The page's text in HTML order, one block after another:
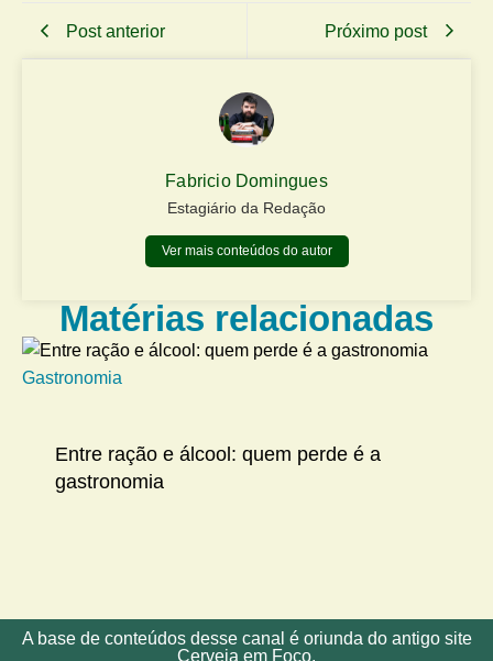
Post anterior Próximo post
Fabricio Domingues
Estagiário da Redação
Ver mais conteúdos do autor
Matérias relacionadas
Gastronomia
Entre ração e álcool: quem perde é a
gastronomia
A base de conteúdos desse canal é oriunda do antigo site
Cerveja em Foco.